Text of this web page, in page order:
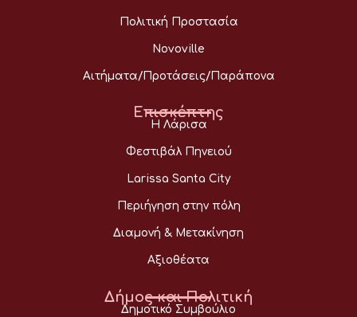
Πολιτική Προστασία
Novoville
Αιτήματα/Προτάσεις/Παράπονα
Επισκέπτης
Η Λάρισα
Φεστιβάλ Πηνειού
Larissa Santa City
Περιήγηση στην πόλη
Διαμονή & Μετακίνηση
Αξιοθέατα
Δήμος και Πολιτική
Δημοτικό Συμβούλιο